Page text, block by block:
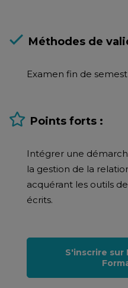
Méthodes de
Examen fin de
Points forts :
Intégrer une
la gestion de la
acquérant les outils
écrits.
S'inscrire sur